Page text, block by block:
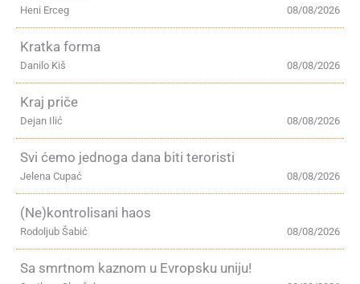
08/08/2026
Heni Erceg
Kratka forma
08/08/2026
Danilo Kiš
Kraj priče
08/08/2026
Dejan Ilić
Svi ćemo jednoga dana biti teroristi
08/08/2026
Jelena Cupać
(Ne)kontrolisani haos
08/08/2026
Rodoljub Šabić
Sa smrtnom kaznom u Evropsku uniju!